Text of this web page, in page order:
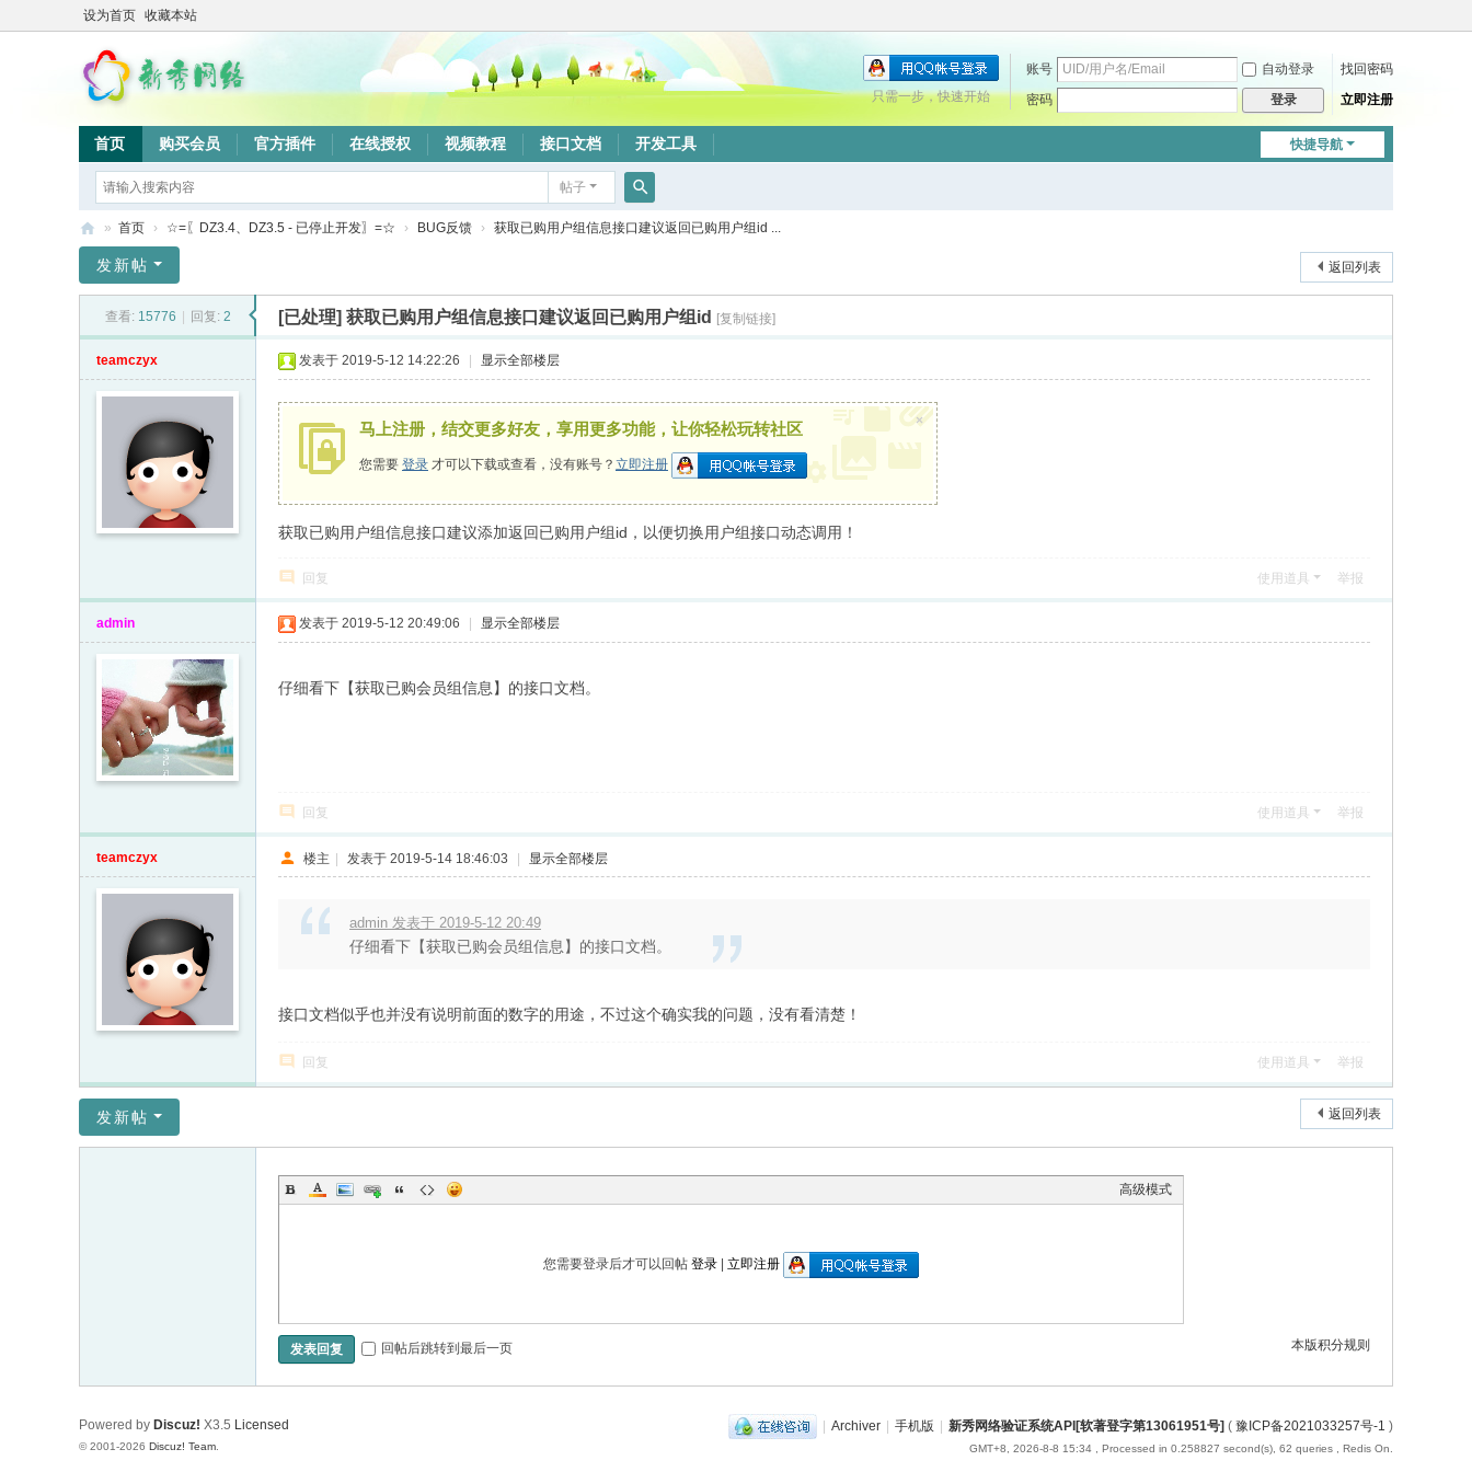
设为首页 收藏本站
账号 自动登录
找回密码
密码
登录 立即注册
只需一步，快速开始
快捷导航
首页 购买会员 官方插件 在线授权 视频教程 接口文档 开发工具
帖子
搜
秀
» 首页 › ☆=〖DZ3.4、DZ3.5 - 已停止开发〗=☆ › BUG反馈 › 获取已购用户组信息接口建议返回已购用户组id ...
返回列表
发新帖
查看: 15776 回复: 2 [已处理] 获取已购用户组信息接口建议返回已购用户组id [复制链接]
teamczyx 发表于 2019-5-12 14:22:26 显示全部楼层
马上注册，结交更多好友，享用更多功能，让你轻松玩转社区
您需要 登录 才可以下载或查看，没有账号？ 立即注册
×
获取已购用户组信息接口建议添加返回已购用户组id，以便切换用户组接口动态调用！
回复 使用道具 举报
admin 发表于 2019-5-12 20:49:06 显示全部楼层
仔细看下【获取已购会员组信息】的接口文档。
回复 使用道具 举报
teamczyx 楼主 | 发表于 2019-5-14 18:46:03 | 显示全部楼层
admin 发表于 2019-5-12 20:49
仔细看下【获取已购会员组信息】的接口文档。
接口文档似乎也并没有说明前面的数字的用途，不过这个确实我的问题，没有看清楚！
回复 使用道具 举报
返回列表
发新帖
高级模式
您需要登录后才可以回帖 登录 立即注册
本版积分规则
发表回复 回帖后跳转到最后一页
| Archiver | 手机版 | 新秀网络验证系统API[软著登字第13061951号] ( 豫ICP备2021033257号-1 )
GMT+8, 2026-8-8 15:34 , Processed in 0.258827 second(s), 62 queries , Redis On.
Powered by Discuz! X3.5 Licensed
© 2001-2026 Discuz! Team